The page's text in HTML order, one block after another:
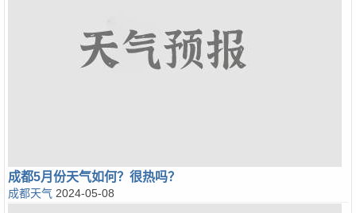
成都5月份天气如何？很热吗？
成都天气 2024-05-08